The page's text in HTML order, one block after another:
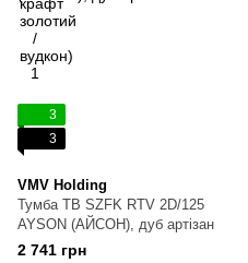
3
3
VMV Holding
Тумба ТВ SZFK RTV 2D/125
AYSON (АЙСОН), дуб артізан
2 741 грн